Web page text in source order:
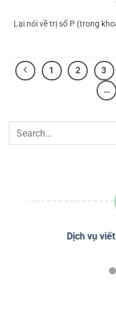
Lại nói về trị số P (trong
1 2 3
…
Dịch vụ